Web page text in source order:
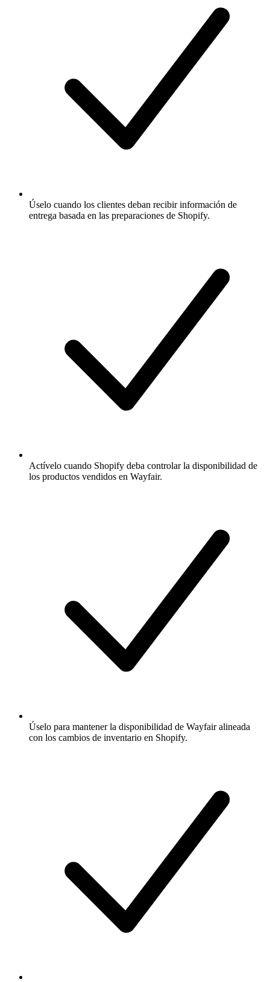
Úselo cuando los clientes deban recibir información de
entrega basada en las preparaciones de Shopify.
Actívelo cuando Shopify deba controlar la disponibilidad de
los productos vendidos en Wayfair.
Úselo para mantener la disponibilidad de Wayfair alineada
con los cambios de inventario en Shopify.